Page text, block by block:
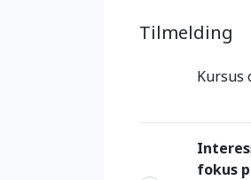
Tilmelding
Kursus
fokus